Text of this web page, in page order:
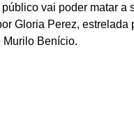
vai poder matar a
Gloria Perez, estrelada
Murilo Benício.